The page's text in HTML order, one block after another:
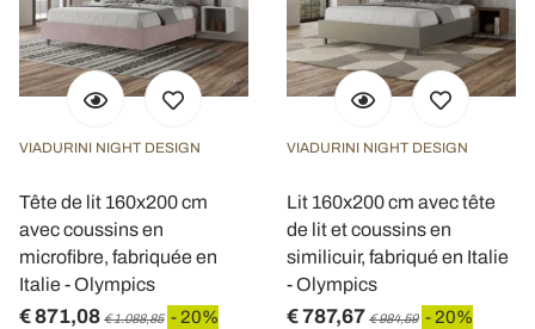
Utilizziamo i cookie per personalizzare contenuti ed
annunci, per fornire funzionalità dei social media e per
analizzare il nostro traffico. Condividiamo inoltre
informazioni sul modo in cui utilizza il nostro sito con i
pubblicità e social media, i quali potrebbero combinarle
con altre informazioni che ha fornito loro o che hanno
raccolto dal suo utilizzo dei loro servizi.
VIADURINI NIGHT DESIGN
Tête de lit 160x200 cm
avec coussins en
microfibre, fabriquée en
Italie - Olympics
€ 871,08 € 1.088,85 - 20%
VIADURINI NIGHT DESIGN
Lit 160x200 cm avec tête
de lit et coussins en
similicuir, fabriqué en Italie
- Olympics
€ 787,67 € 984,59 - 20%